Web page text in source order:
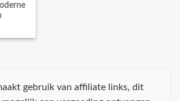
gebruik van affiliate links, dit